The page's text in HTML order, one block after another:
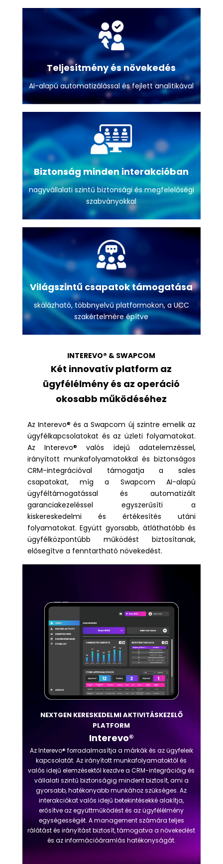
Teljesítmény és növekedés
AI-alapú automatizálással és fejlett analitikával
Biztonság minden interakcióban
nagyvállalati szintű biztonsági és megfelelőségi
szabványokkal
Világszintű csapatok támogatása
skálázható, többnyelvű platformokon, a UCC
szakértelmére építve
INTEREVO® & SWAPCOM
Két innovatív platform az
ügyfélélmény és az operáció
okosabb működéséhez
Az Interevo® és a Swapcom új szintre emelik az
ügyfélkapcsolatokat és az üzleti folyamatokat.
Az Interevo® valós idejű adatelemzéssel,
irányított munkafolyamatokkal és biztonságos
CRM-integrációval támogatja a sales
csapatokat, míg a Swapcom AI-alapú
ügyféltámogatással és automatizált
garanciakezeléssel egyszerűsíti a
kiskereskedelmi és értékesítés utáni
folyamatokat. Együtt gyorsabb, átláthatóbb és
ügyfélközpontúbb működést biztosítanak,
elősegítve a fenntartható növekedést.
NEXTGEN KERESKEDELMI AKTIVITÁSKEZELŐ
PLATFORM
Interevo®
Az Interevo® forradalmasítja a márkák és az ügyfeleik
kapcsolatát. Az irányított munkafolyamatoktól és
valós idejű elemzésektől kezdve a CRM-integrációig és
vállalati szintű biztonságig mindent biztosít, ami a
gyorsabb, hatékonyabb munkához szükséges. Az
interakciókat valós idejű betekintésekké alakítja,
erősítve az együttműködést és az ügyfélélmény
egységességét. A management számára teljes
rálátást és irányítást biztosít, támogatva a növekedést
és az információáramlás hatékonyságát.